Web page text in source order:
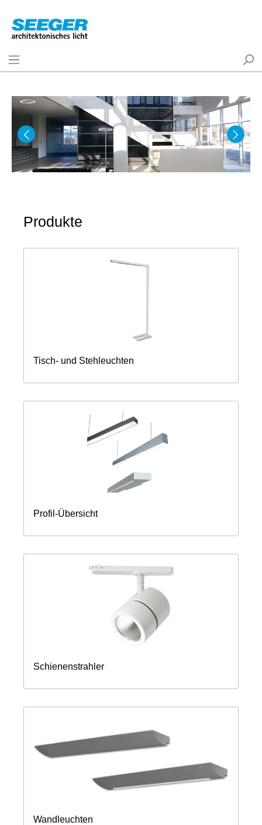
Produkte
Schienenstrahler
Tisch- und Stehleuchten
Profil-Übersicht
Wandleuchten